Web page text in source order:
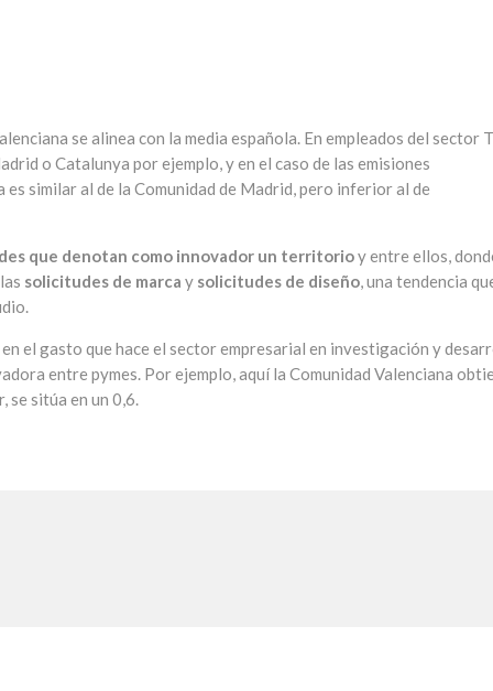
se alinea con la media española. En empleados del sector
o Catalunya por ejemplo, y en el caso de las emisiones
similar al de la Comunidad de Madrid, pero inferior al de
que denotan como innovador un territorioy entre ellos,
solicitudes de marca y solicitudes de diseño, una tendencia
el gasto que hace el sector empresarial en investigación y
entre pymes. Por ejemplo, aquí la Comunidad Valenciana
se sitúa en un 0,6.